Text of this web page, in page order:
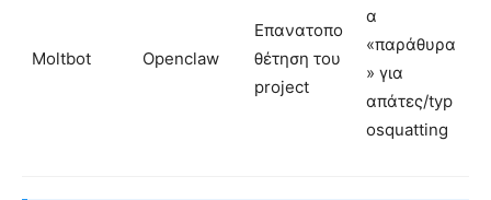
Moltbot Openclaw
Επανατοπο
θέτηση του
project
α
«παράθυρα
» για
απάτες/typ
osquatting